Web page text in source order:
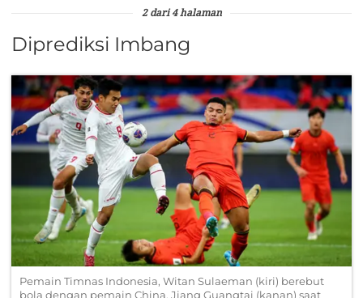
2 dari 4 halaman
Diprediksi Imbang
Pemain Timnas Indonesia, Witan Sulaeman (kiri) berebut
bola dengan pemain China, Jiang Guangtai (kanan) saat